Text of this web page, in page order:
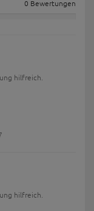
0 Bewertungen
hilfreich.
hilfreich.